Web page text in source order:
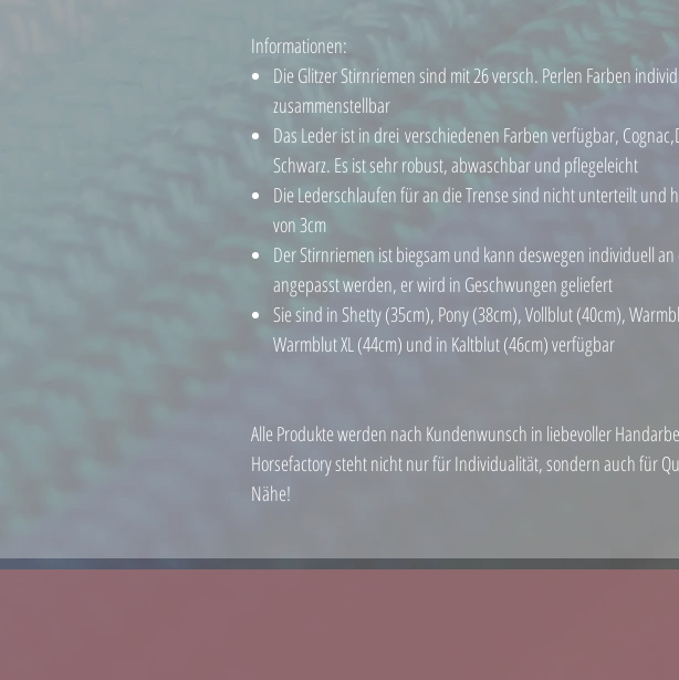
Informationen:
Die Glitzer Stirnriemen sind mit 26 versch. Perlen Farben
zusammenstellbar
Das Leder ist in drei verschiedenen Farben verfügbar,
Schwarz. Es ist sehr robust, abwaschbar und pflegeleicht
Die Lederschlaufen für an die Trense sind nicht unterteilt und
von 3cm
Der Stirnriemen ist biegsam und kann deswegen individuell
angepasst werden, er wird in Geschwungen geliefert
Sie sind in Shetty (35cm), Pony (38cm), Vollblut (40cm),
Warmblut XL (44cm) und in Kaltblut (46cm) verfügbar
Alle Produkte werden nach Kundenwunsch in liebevoller
Horsefactory steht nicht nur für Individualität, sondern auch für
Nähe!